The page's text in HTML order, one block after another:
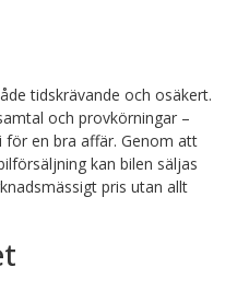
tidskrävande och osäkert.
och provkörningar –
för en bra affär. Genom att
kan bilen säljas
pris utan allt